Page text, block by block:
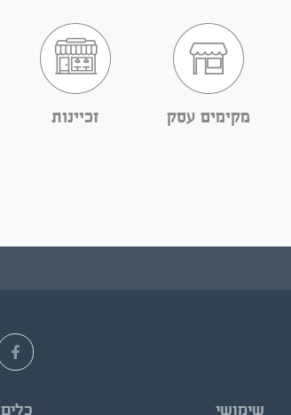
מקימים עסק זכיינות
שימושי